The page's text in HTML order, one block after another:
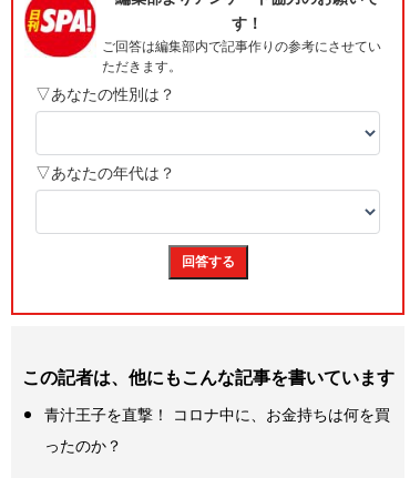
この記者は、他にもこんな記事を書いています
青汁王子を直撃！ コロナ中に、お金持ちは何を買
ったのか？